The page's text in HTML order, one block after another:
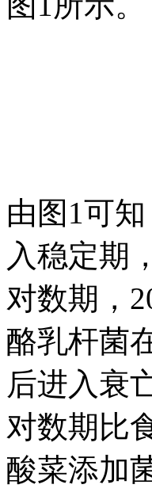
由图1可
入稳定期
对数期，
酪乳杆菌
后进入衰
对数期比
酸菜添加